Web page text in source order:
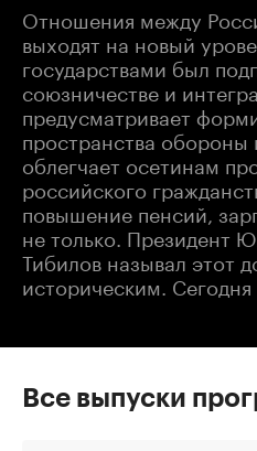
Отношения между
выходят на новый
государствами был
союзничестве и
предусматривает
пространства обороны
облегчает осетинам
российского
повышение пенсий,
не только. Президент
Тибилов называл этот
историческим. Сегодня
Все выпуски